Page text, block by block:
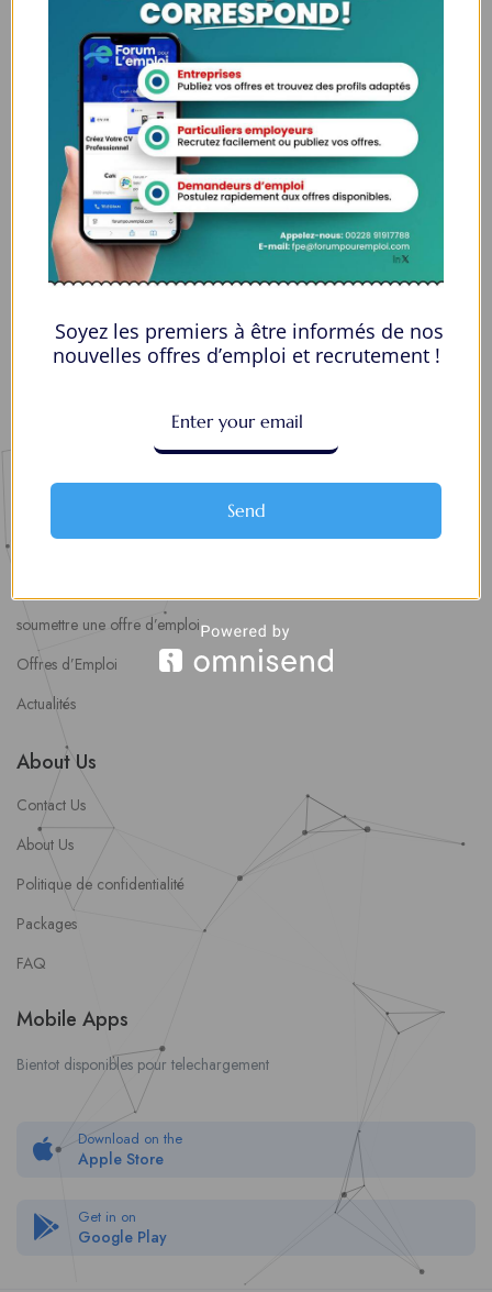
Lome, Togo
fpe@forumpouremploi.com / 0022891917788
Espaces Candidats
Parcourir les Candidats
Tableau de Bord
Mes Favoris
8 Décisions Importantes Pour Ne Pas Vivre Avec Des Regrets
Parcourirs les employeurs
soumettre une offre d’emploi
Offres d’Emploi
Actualités
About Us
Contact Us
About Us
Politique de confidentialité
Packages
FAQ
Mobile Apps
Bientot disponibles pour telechargement
Download on the
Apple Store
Get in on
Google Play
Soyez les premiers à être informés de nos
nouvelles offres d’emploi et recrutement !
Send